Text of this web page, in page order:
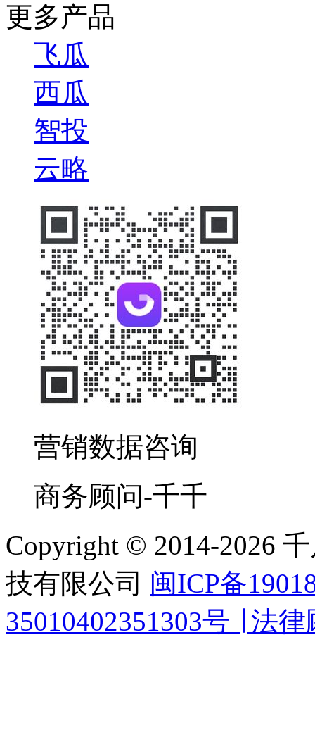
更多产品
飞瓜
西瓜
智投
云略
营销数据咨询
商务顾问-千千
Copyright © 2014-2026
技有限公司 闽ICP备
35010402351303号 ∣ 法